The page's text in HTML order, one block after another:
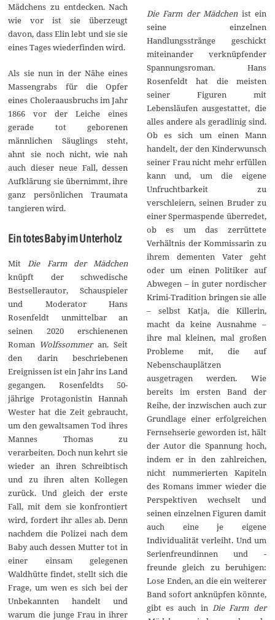
Mädchens zu entdecken. Nach
wie vor ist sie überzeugt
davon, dass Elin lebt und sie sie
eines Tages wiederfinden wird.
Als sie nun in der Nähe eines
Massengrabs für die Opfer
eines Choleraausbruchs im Jahr
1866 vor der Leiche eines
gerade tot geborenen
männlichen Säuglings steht,
ahnt sie noch nicht, wie nah
auch dieser neue Fall, dessen
Aufklärung sie übernimmt, ihre
ganz persönlichen Traumata
tangieren wird.
Ein totes Baby im Unterholz
MitDie Farm der Mädchen
knüpft der schwedische
Bestsellerautor, Schauspieler
und Moderator Hans
Rosenfeldt unmittelbar an
seinen 2020 erschienenen
Roman Wolfssommeran. Seit
den darin beschriebenen
Ereignissen ist ein Jahr ins Land
gegangen. Rosenfeldts 50-
jährige Protagonistin Hannah
Wester hat die Zeit gebraucht,
um den gewaltsamen Tod ihres
Mannes Thomas zu
verarbeiten. Doch nun kehrt sie
wieder an ihren Schreibtisch
und zu ihren alten Kollegen
zurück. Und gleich der erste
Fall, mit dem sie konfrontiert
wird, fordert ihr alles ab. Denn
nachdem die Polizei nach dem
Baby auch dessen Mutter tot in
einer einsam gelegenen
Waldhütte findet, stellt sich die
Frage, um wen es sich bei der
Unbekannten handelt und
warum die junge Frau in ihrer
Die Farm der Mädchen ist ein
seine einzelnen
Handlungsstränge geschickt
miteinander verknüpfender
Spannungsroman. Hans
Rosenfeldt hat die meisten
seiner Figuren mit
Lebensläufen ausgestattet, die
alles andere als geradlinig sind.
Ob es sich um einen Mann
handelt, der den Kinderwunsch
seiner Frau nicht mehr erfüllen
kann und, um die eigene
Unfruchtbarkeit zu
verschleiern, seinen Bruder zu
einer Spermaspende überredet,
ob es um das zerrüttete
Verhältnis der Kommissarin zu
ihrem dementen Vater geht
oder um einen Politiker auf
Abwegen – in guter nordischer
Krimi-Tradition bringen sie alle
– selbst Katja, die Killerin,
macht da keine Ausnahme –
ihre mal kleinen, mal großen
Probleme mit, die auf
Nebenschauplätzen
ausgetragen werden. Wie
bereits im ersten Band der
Reihe, der inzwischen auch zur
Grundlage einer erfolgreichen
Fernsehserie geworden ist, hält
der Autor die Spannung hoch,
indem er in den zahlreichen,
nicht nummerierten Kapiteln
des Romans immer wieder die
Perspektiven wechselt und
seinen einzelnen Figuren damit
auch eine je eigene
Individualität verleiht. Und um
Serienfreundinnen und -
freunde gleich zu beruhigen:
Lose Enden, an die ein weiterer
Band sofort anknüpfen könnte,
gibt es auch in Die Farm der